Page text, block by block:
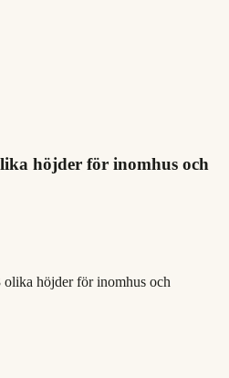
höjder för inomhus och